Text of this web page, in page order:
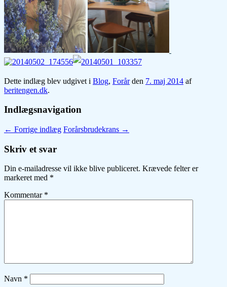
Dette indlæg blev udgivet i Blog, Forården 7. maj 2014 af
beritengen.dk.
Indlægsnavigation
← Forrige indlæg Forårsbrudekrans →
Skriv et svar
Din e-mailadresse vil ikke blive publiceret. Krævede felter er
markeret med *
Kommentar *
Navn *